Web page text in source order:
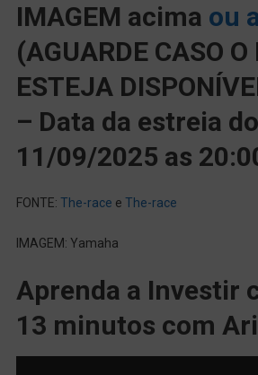
IMAGEM acima ou
(AGUARDE CASO
ESTEJA
– Data da estreia
11/09/2025 as
FONTE: The-race e The-race
IMAGEM: Yamaha
Aprenda a Investir
13 minutos com